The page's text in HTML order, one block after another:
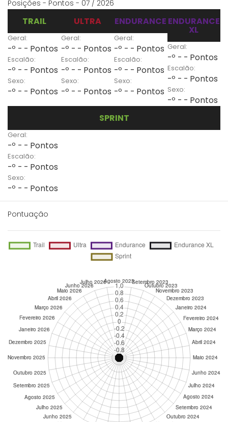
Posições - Pontos - 07 / 2026
TRAIL
Geral:
-º - - Pontos
Escalão:
-º - - Pontos
Sexo:
-º - - Pontos
ULTRA
Geral:
-º - - Pontos
Escalão:
-º - - Pontos
Sexo:
-º - - Pontos
ENDURANCE
Geral:
-º - - Pontos
Escalão:
-º - - Pontos
Sexo:
-º - - Pontos
ENDURANCE
XL
Geral:
-º - - Pontos
Escalão:
-º - - Pontos
Sexo:
-º - - Pontos
SPRINT
Geral:
-º - - Pontos
Escalão:
-º - - Pontos
Sexo:
-º - - Pontos
Pontuação